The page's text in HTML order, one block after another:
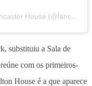
substituiu a Sala de
com os primeiros-
House é a que aparece